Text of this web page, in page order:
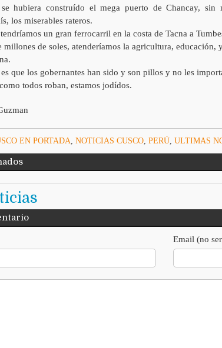
hubiera construído el mega puerto de Chancay, sin
los miserables rateros.
un gran ferrocarril en la costa de Tacna a
millones de soles, atenderíamos la agricultura, educación,
que los gobernantes han sido y son pillos y no les
todos roban, estamos jodídos.
EN PORTADA NOTICIAS CUSCO, PERÚ, ULTIMAS
Email (no